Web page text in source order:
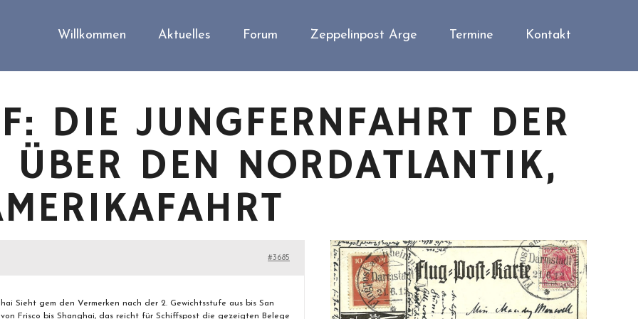
Willkommen Aktuelles Forum Zeppelinpost Arge Termine Kontakt
DIE JUNGFERNFAHRT DER
DEN NORDATLANTIK,
#3685
Sieht gem den Vermerken nach der 2. Gewichtsstufe aus bis San
Frisco bis Shanghai, das reicht für Schiffspost die gezeigten Belege